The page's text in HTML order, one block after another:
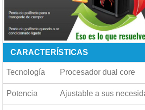
CARACTERÍSTICAS
Tecnología Procesador dual core
Potencia Ajustable a sus